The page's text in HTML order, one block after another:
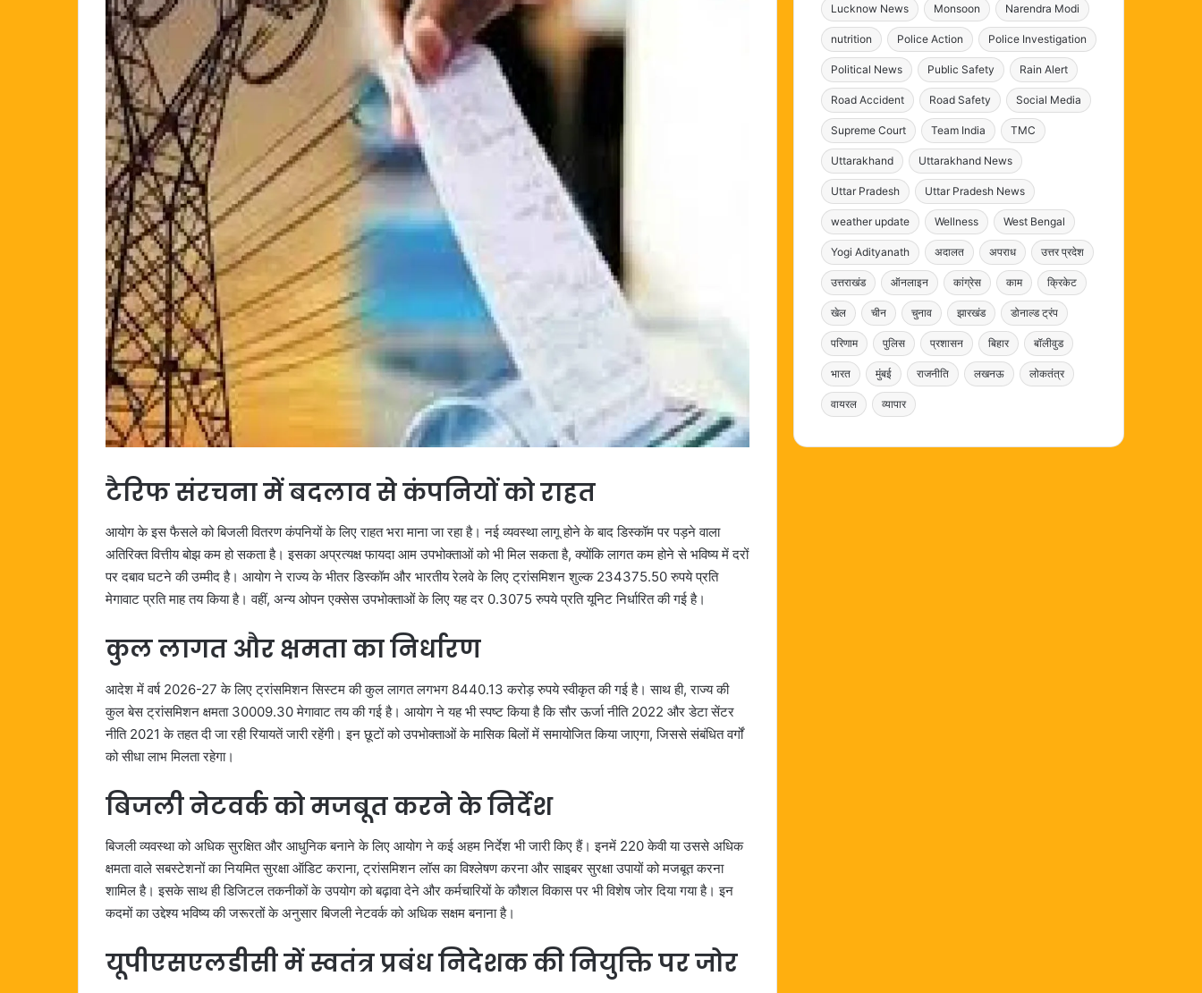
टैरिफ संरचना में बदलाव से कंपनियों को राहत
आयोग के इस फैसले को बिजली वितरण कंपनियों के लिए राहत भरा माना जा रहा है। नई व्यवस्था लागू होने के बाद डिस्कॉम पर पड़ने वाला
अतिरिक्त वित्तीय बोझ कम हो सकता है। इसका अप्रत्यक्ष फायदा आम उपभोक्ताओं को भी मिल सकता है, क्योंकि लागत कम होने से भविष्य में दरों
पर दबाव घटने की उम्मीद है। आयोग ने राज्य के भीतर डिस्कॉम और भारतीय रेलवे के लिए ट्रांसमिशन शुल्क 234375.50 रुपये प्रति
मेगावाट प्रति माह तय किया है। वहीं, अन्य ओपन एक्सेस उपभोक्ताओं के लिए यह दर 0.3075 रुपये प्रति यूनिट निर्धारित की गई है।
कुल लागत और क्षमता का निर्धारण
आदेश में वर्ष 2026-27 के लिए ट्रांसमिशन सिस्टम की कुल लागत लगभग 8440.13 करोड़ रुपये स्वीकृत की गई है। साथ ही, राज्य की
कुल बेस ट्रांसमिशन क्षमता 30009.30 मेगावाट तय की गई है। आयोग ने यह भी स्पष्ट किया है कि सौर ऊर्जा नीति 2022 और डेटा सेंटर
नीति 2021 के तहत दी जा रही रियायतें जारी रहेंगी। इन छूटों को उपभोक्ताओं के मासिक बिलों में समायोजित किया जाएगा, जिससे संबंधित वर्गों
को सीधा लाभ मिलता रहेगा।
बिजली नेटवर्क को मजबूत करने के निर्देश
बिजली व्यवस्था को अधिक सुरक्षित और आधुनिक बनाने के लिए आयोग ने कई अहम निर्देश भी जारी किए हैं। इनमें 220 केवी या उससे अधिक
क्षमता वाले सबस्टेशनों का नियमित सुरक्षा ऑडिट कराना, ट्रांसमिशन लॉस का विश्लेषण करना और साइबर सुरक्षा उपायों को मजबूत करना
शामिल है। इसके साथ ही डिजिटल तकनीकों के उपयोग को बढ़ावा देने और कर्मचारियों के कौशल विकास पर भी विशेष जोर दिया गया है। इन
कदमों का उद्देश्य भविष्य की जरूरतों के अनुसार बिजली नेटवर्क को अधिक सक्षम बनाना है।
यूपीएसएलडीसी में स्वतंत्र प्रबंध निदेशक की नियुक्ति पर जोर
Lucknow News Monsoon Narendra Modi
nutrition Police Action Police Investigation
Political News Public Safety Rain Alert
Road Accident Road Safety Social Media
Supreme Court Team India TMC
Uttarakhand Uttarakhand News
Uttar Pradesh Uttar Pradesh News
weather update Wellness West Bengal
Yogi Adityanath अदालत अपराध उत्तर प्रदेश
उत्तराखंड ऑनलाइन कांग्रेस काम क्रिकेट
खेल चीन चुनाव झारखंड डोनाल्ड ट्रंप
परिणाम पुलिस प्रशासन बिहार बॉलीवुड
भारत मुंबई राजनीति लखनऊ लोकतंत्र
वायरल व्यापार